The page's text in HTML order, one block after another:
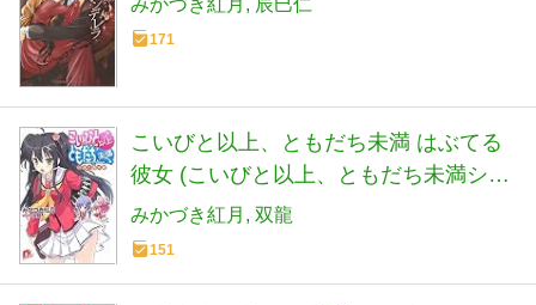
みかづき紅月 辰巳仁
171
こいびと以上、ともだち未満 はぶてる
彼女 (こいびと以上、ともだち未満シリ
ーズ) (スーパーダッシュ文庫)
みかづき紅月 双龍
151